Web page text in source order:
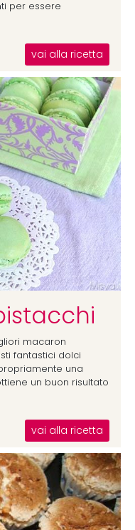
per essere
vai alla ricetta
macaron
fantastici dolci
una
un buon risultato
vai alla ricetta